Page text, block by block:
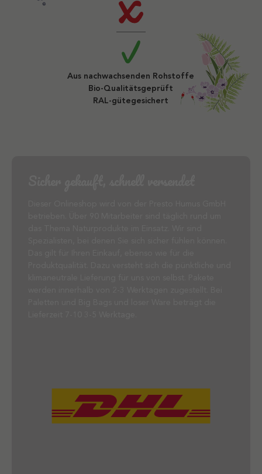
Aus nachwachsenden Rohstoffe
Bio-Qualitätsgeprüft
RAL-gütegesichert